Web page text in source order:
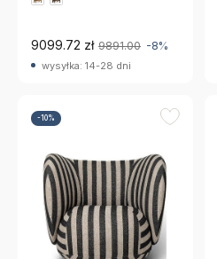
9099.72 zł 9891.00 -8%
wysyłka: 14-28 dni
-10%